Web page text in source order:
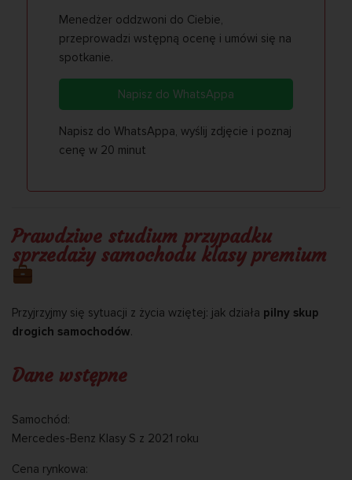
Menedżer oddzwoni do Ciebie,
przeprowadzi wstępną ocenę i umówi się na
spotkanie.
Napisz do WhatsAppa
Napisz do WhatsAppa, wyślij zdjęcie i poznaj
cenę w 20 minut
Prawdziwe studium przypadku
sprzedaży samochodu klasy premium
Przyjrzyjmy się sytuacji z życia wziętej: jak działa pilny skup
drogich samochodów.
Dane wstępne
Samochód:
Mercedes-Benz Klasy S z 2021 roku
Cena rynkowa: